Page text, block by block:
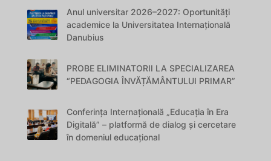
Anul universitar 2026–2027: Oportunități
academice la Universitatea Internațională
Danubius
PROBE ELIMINATORII LA SPECIALIZAREA
“PEDAGOGIA ÎNVĂȚĂMÂNTULUI PRIMAR”
Conferința Internațională „Educația în Era
Digitală” – platformă de dialog și cercetare
în domeniul educațional